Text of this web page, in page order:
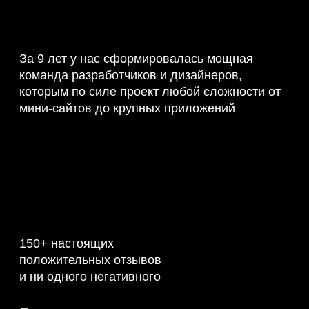
За 9 лет у нас сформировалась мощная
команда разработчиков и дизайнеров,
которым по силе проект любой сложности от
мини-сайтов до крупных приложений
150+ настоящих
положительных отзывов
и ни одного негативного